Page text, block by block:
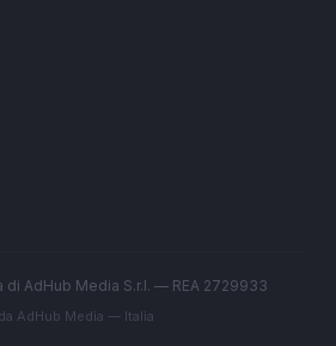
AdHub Media S.r.l. — REA 2729933
AdHub Media — Italia